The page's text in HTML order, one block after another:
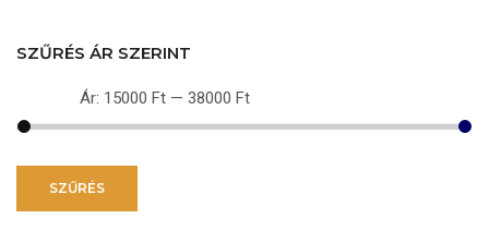
SZŰRÉS ÁR SZERINT
ár
ár
SZŰRÉS
Ár: 15000 Ft — 38000 Ft